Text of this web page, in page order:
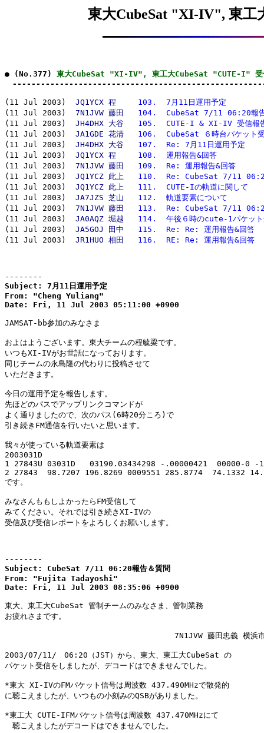
東大CubeSat "XI-IV", 東工
● (No.377) 東大CubeSat "XI-IV", 東工大CubeSat "CUTE-I" 受
(11 Jul 2003) JQ1YCX 程
103.  7月11日運用予定
(11 Jul 2003) 7N1JVW 藤田
104.  CubeSat 7/11 06:20報告
(11 Jul 2003) JH4DHX 大谷
105.  CUTE-I & XI-IV 受信報
(11 Jul 2003) JA1GDE 花清
106.  CubeSat ６時台パケット
(11 Jul 2003) JH4DHX 大谷
107.  Re: 7月11日運用予定
(11 Jul 2003) JQ1YCX 程
108.  運用報告&回答
(11 Jul 2003) 7N1JVW 藤田
109.  Re: 運用報告&回答
(11 Jul 2003) JQ1YCZ 此上
110.  Re: CubeSat 7/11 06:20
(11 Jul 2003) JQ1YCZ 此上
111.  CUTE-Iの軌道に関して
(11 Jul 2003) JA7JZS 芝山
112.  軌道要素について
(11 Jul 2003) 7N1JVW 藤田
113.  Re: CubeSat 7/11 06:20
(11 Jul 2003) JA0AQZ 堀越
114.  午後６時のcute-1パケット
(11 Jul 2003) JA5GOJ 田中
115.  Re: Re: 運用報告&回答
(11 Jul 2003) JR1HUO 相田 116.  RE: Re: 運用報告&回答
--------
Subject: 7月11日運用予定
From: "Cheng Yuliang"
Date: Fri, 11 Jul 2003 05:11:00 +0900
JAMSAT-bb参加のみなさま
およはようございます。東大チームの程毓梁です。
いつもXI-IVがお世話になっております。
同じチームの永島隆の代わりに投稿させて
いただきます。
今日の運用予定を報告します。
先ほどのパスでアップリンクコマンドが
よく通りましたので、次のパス(6時20分ころ)で
引き続きFM通信を行いたいと思います。
我々が使っている軌道要素は
2003031D
1 27843U 03031D   03190.03434298 -.00000421  00000-0
2 27843  98.7207 196.8269 0009551 285.8774  74.1332
です。
みなさんももしよかったらFM受信して
みてください。それでは引き続きXI-IVの
受信及び受信レポートをよろしくお願いします。
--------
Subject: CubeSat 7/11 06:20報告＆質問
From: "Fujita Tadayoshi"
Date: Fri, 11 Jul 2003 08:35:06 +0900
東大、東工大CubeSat 管制チームのみなさま、管制業務
お疲れさまです。
7N1JVW 藤田忠義 横浜
2003/07/11/　06:20（JST）から、東大、東工大CubeSat の
パケット受信をしましたが、デコードはできませんでした。
*東大 XI-IVのFMパケット信号は周波数 437.490MHzで散発的
に聴こえましたが、いつもの小刻みのQSBがありました。
*東工大 CUTE-IFMパケット信号は周波数 437.470MHzにて
聴こえましたがデコードはできませんでした。